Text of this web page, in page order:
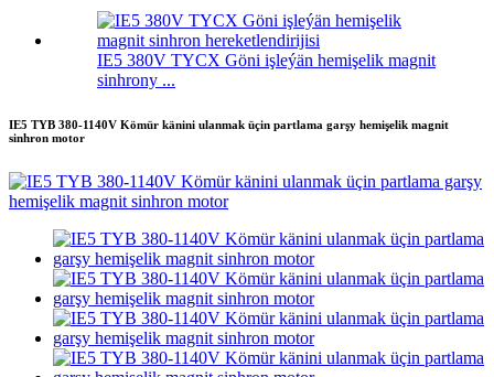
IE5 380V TYCX Göni işleýän hemişelik magnit
sinhrony ...
IE5 TYB 380-1140V Kömür känini ulanmak üçin partlama garşy hemişelik magnit
sinhron motor